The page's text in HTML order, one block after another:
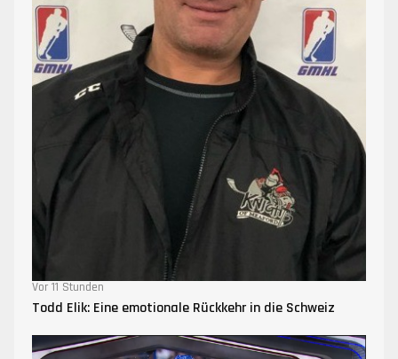
Vor 11 Stunden
Todd Elik: Eine emotionale Rückkehr in die Schweiz